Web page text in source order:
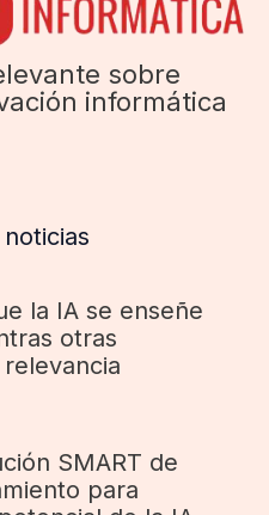
sobre
informática
la IA se enseñe
otras
SMART de
para